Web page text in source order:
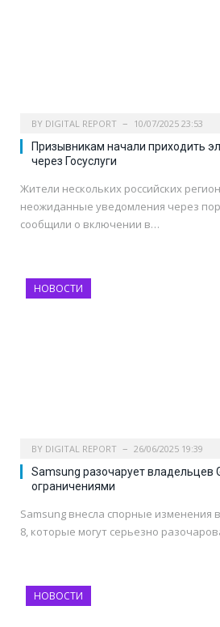
BY DIGITAL REPORT 10/07/2025 23:53
Призывникам начали приходить
через Госуслуги
Жители нескольких российских
неожиданные уведомления через
сообщили о включении в…
НОВОСТИ
BY DIGITAL REPORT 26/06/2025 19:39
Samsung разочарует владельцев
ограничениями
Samsung внесла спорные изменения
8, которые могут серьезно
НОВОСТИ